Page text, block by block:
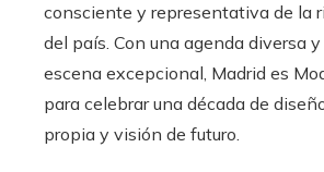
consciente y representativa de la
del país. Con una agenda diversa
escena excepcional, Madrid es
para celebrar una década de
propia y visión de futuro.